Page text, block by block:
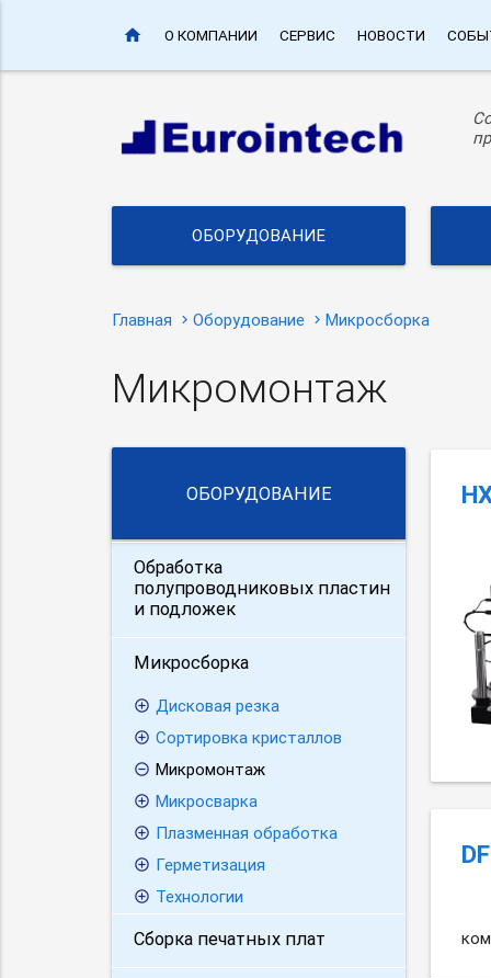
home О КОМПАНИИ СЕРВИС НОВОСТИ
ОБОРУДОВАНИЕ
Главная Оборудование Микросборка
Микромонтаж
DF
ОБОРУДОВАНИЕ
Обработка
полупроводниковых пластин
и подложек
Микросборка
Дисковая резка
Cортировка кристаллов
Микромонтаж
Микросварка
Плазменная обработка
Герметизация
Технологии
Сборка печатных плат